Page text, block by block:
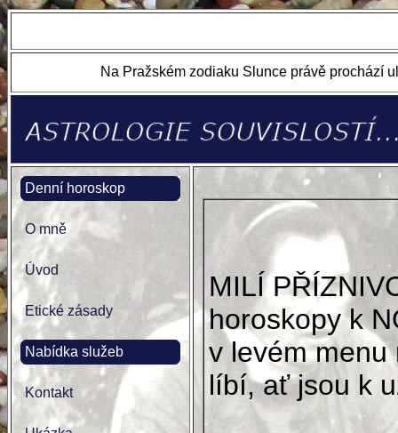
Na Pražském zodiaku Slunce právě prochází
Denní horoskop
O mně
Úvod
Etické zásady
Nabídka služeb
Kontakt
MILÍ
horoskopy k
v levém menu
líbí, ať jsou k